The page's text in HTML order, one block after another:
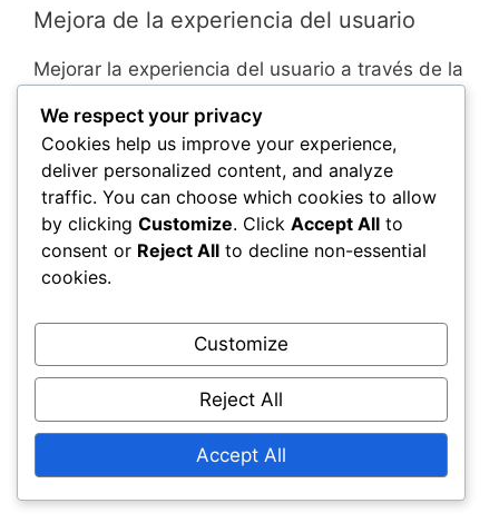
Mejora de la experiencia del usuario
Mejorar la experiencia del usuario a través de la
implementar cambios basados en las
sugerencias de los jugadores. Por ejemplo, si
muchos usuarios informan dificultades para
navegar por la interfaz de canje, los
desarrolladores pueden simplificar el proceso,
haciéndolo más intuitivo y fácil de usar.
Las actualizaciones regulares basadas en la
retroalimentación pueden llevar a mejoras
significativas, como tiempos de procesamiento
más rápidos para el canje de códigos. Esto no
solo reduce la frustración, sino que también
aumenta la probabilidad de que los jugadores
We respect your privacy
Cookies help us improve your experience,
deliver personalized content, and analyze
traffic. You can choose which cookies to allow
by clicking Customize. Click Accept All to
consent or Reject All to decline non-essential
cookies.
Customize
Reject All
Accept All